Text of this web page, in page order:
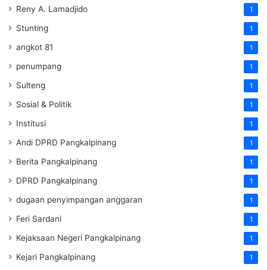
Reny A. Lamadjido 1
Stunting 1
angkot 81 1
penumpang 1
Sulteng 1
Sosial & Politik 1
Institusi 1
Andi DPRD Pangkalpinang 1
Berita Pangkalpinang 1
DPRD Pangkalpinang 1
dugaan penyimpangan anggaran 1
Feri Sardani 1
Kejaksaan Negeri Pangkalpinang 1
Kejari Pangkalpinang 1